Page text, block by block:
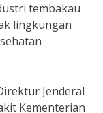
tembakau
lingkungan
Jenderal
Kementerian